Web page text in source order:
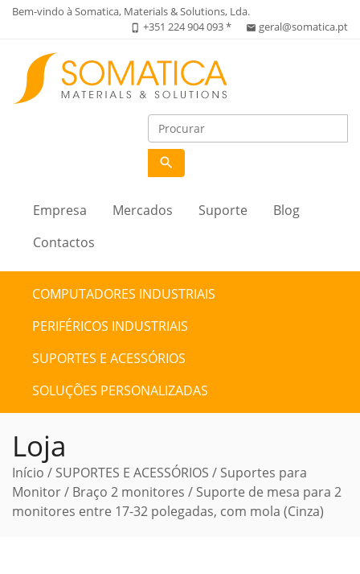
Bem-vindo à Somatica, Materials & Solutions, Lda.
phone_iphone +351 224 904 093 * email geral@somatica.pt
search
Empresa Mercados Suporte
Blog
Contactos
COMPUTADORES INDUSTRIAIS
PERIFÉRICOS INDUSTRIAIS
SUPORTES E ACESSÓRIOS
SOLUÇÕES PERSONALIZADAS
Loja
Início / SUPORTES E ACESSÓRIOS / Suportes para
Monitor/ Braço 2 monitores / Suporte de mesa para 2
monitores entre 17-32 polegadas, com mola (Cinza)